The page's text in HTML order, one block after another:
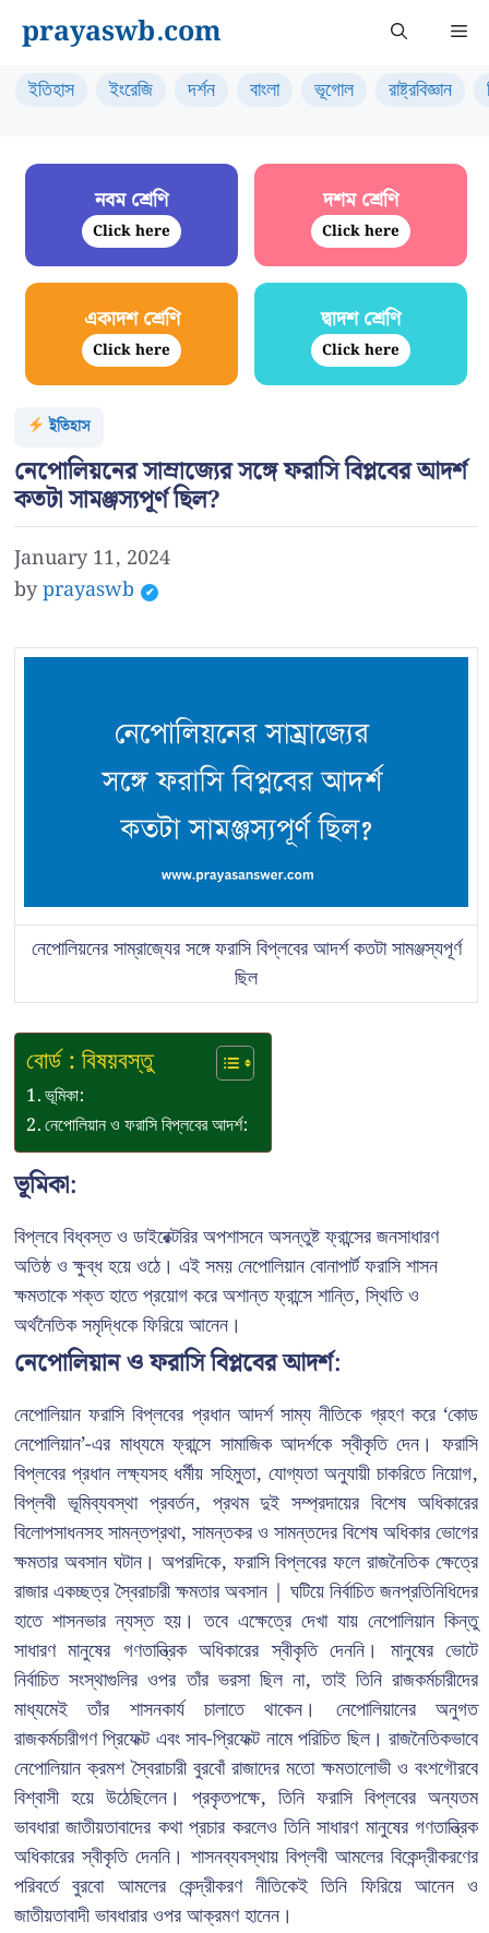
content
prayaswb.com
ইতিহাস ইংরেজি দর্শন বাংলা ভূগোল রাষ্ট্রবিজ্ঞান
নবম শ্রেণি
Click here
দশম শ্রেণি
Click here
একাদশ শ্রেণি
Click here
দ্বাদশ শ্রেণি
Click here
ইতিহাস
নেপোলিয়নের সাম্রাজ্যের সঙ্গে ফরাসি বিপ্লবের আদর্শ
কতটা সামঞ্জস্যপূর্ণ ছিল?
January 11, 2024
byprayaswb
নেপোলিয়নের সাম্রাজ্যের সঙ্গে ফরাসি বিপ্লবের আদর্শ কতটা সামঞ্জস্যপূর্ণ
ছিল
বোর্ড : বিষয়বস্তু
ভূমিকা:
নেপোলিয়ান ও ফরাসি বিপ্লবের আদর্শ:
ভূমিকা:
বিপ্লবে বিধ্বস্ত ও ডাইরেক্টরির অপশাসনে অসন্তুষ্ট ফ্রান্সের জনসাধারণ
অতিষ্ঠ ও ক্ষুব্ধ হয়ে ওঠে। এই সময় নেপোলিয়ান বোনাপার্ট ফরাসি শাসন
ক্ষমতাকে শক্ত হাতে প্রয়োগ করে অশান্ত ফ্রান্সে শান্তি, স্থিতি ও
অর্থনৈতিক সমৃদ্ধিকে ফিরিয়ে আনেন।
নেপোলিয়ান ও ফরাসি বিপ্লবের আদর্শ:
নেপোলিয়ান ফরাসি বিপ্লবের প্রধান আদর্শ সাম্য নীতিকে গ্রহণ করে ‘কোড
নেপোলিয়ান’-এর মাধ্যমে ফ্রান্সে সামাজিক আদর্শকে স্বীকৃতি দেন। ফরাসি
বিপ্লবের প্রধান লক্ষ্যসহ ধর্মীয় সহিমুতা, যোগ্যতা অনুযায়ী চাকরিতে নিয়োগ,
বিপ্লবী ভূমিব্যবস্থা প্রবর্তন, প্রথম দুই সম্প্রদায়ের বিশেষ অধিকারের
বিলোপসাধনসহ সামন্তপ্রথা, সামন্তকর ও সামন্তদের বিশেষ অধিকার ভোগের
ক্ষমতার অবসান ঘটান। অপরদিকে, ফরাসি বিপ্লবের ফলে রাজনৈতিক ক্ষেত্রে
রাজার একচ্ছত্র স্বৈরাচারী ক্ষমতার অবসান | ঘটিয়ে নির্বাচিত জনপ্রতিনিধিদের
হাতে শাসনভার ন্যস্ত হয়। তবে এক্ষেত্রে দেখা যায় নেপোলিয়ান কিন্তু
সাধারণ মানুষের গণতান্ত্রিক অধিকারের স্বীকৃতি দেননি। মানুষের ভোটে
নির্বাচিত সংস্থাগুলির ওপর তাঁর ভরসা ছিল না, তাই তিনি রাজকর্মচারীদের
মাধ্যমেই তাঁর শাসনকার্য চালাতে থাকেন। নেপোলিয়ানের অনুগত
রাজকর্মচারীগণ প্রিফেক্ট এবং সাব-প্রিফেক্ট নামে পরিচিত ছিল। রাজনৈতিকভাবে
নেপোলিয়ান ক্রমশ স্বৈরাচারী বুরবোঁ রাজাদের মতো ক্ষমতালোভী ও বংশগৌরবে
বিশ্বাসী হয়ে উঠেছিলেন। প্রকৃতপক্ষে, তিনি ফরাসি বিপ্লবের অন্যতম
ভাবধারা জাতীয়তাবাদের কথা প্রচার করলেও তিনি সাধারণ মানুষের গণতান্ত্রিক
অধিকারের স্বীকৃতি দেননি। শাসনব্যবস্থায় বিপ্লবী আমলের বিকেন্দ্রীকরণের
পরিবর্তে বুরবো আমলের কেন্দ্রীকরণ নীতিকেই তিনি ফিরিয়ে আনেন ও
জাতীয়তাবাদী ভাবধারার ওপর আক্রমণ হানেন।